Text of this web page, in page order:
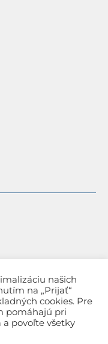
našich
na „Prijať“
cookies. Pre
pomáhajú pri
povoľte všetky